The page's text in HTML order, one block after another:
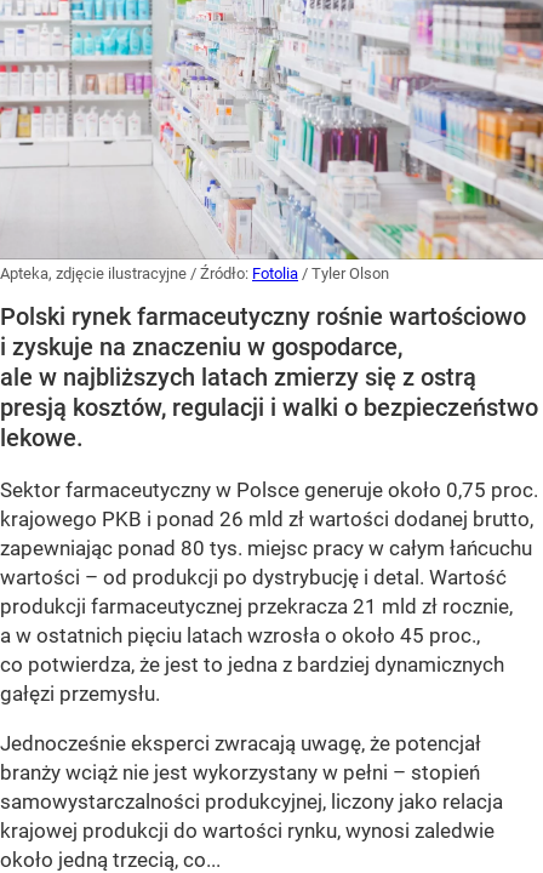
Apteka, zdjęcie ilustracyjne / Źródło: Fotolia / Tyler Olson
Polski rynek farmaceutyczny rośnie wartościowo
i zyskuje na znaczeniu w gospodarce,
ale w najbliższych latach zmierzy się z ostrą
presją kosztów, regulacji i walki o bezpieczeństwo
lekowe.
Sektor farmaceutyczny w Polsce generuje około 0,75 proc.
krajowego PKB i ponad 26 mld zł wartości dodanej brutto,
zapewniając ponad 80 tys. miejsc pracy w całym łańcuchu
wartości – od produkcji po dystrybucję i detal. Wartość
produkcji farmaceutycznej przekracza 21 mld zł rocznie,
a w ostatnich pięciu latach wzrosła o około 45 proc.,
co potwierdza, że jest to jedna z bardziej dynamicznych
gałęzi przemysłu.
Jednocześnie eksperci zwracają uwagę, że potencjał
branży wciąż nie jest wykorzystany w pełni – stopień
samowystarczalności produkcyjnej, liczony jako relacja
krajowej produkcji do wartości rynku, wynosi zaledwie
około jedną trzecią, co...